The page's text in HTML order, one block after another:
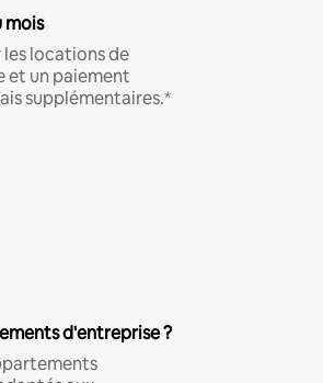
mois
les locations de
et un paiement
supplémentaires.*
d'entreprise ?